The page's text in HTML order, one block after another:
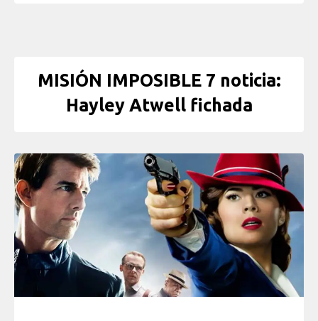
MISIÓN IMPOSIBLE 7 noticia:
Hayley Atwell fichada